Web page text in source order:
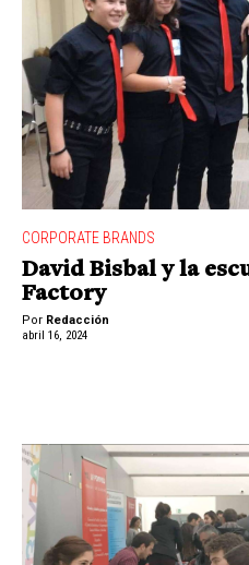
CORPORATE BRANDS
David Bisbal y la
Factory
Por Redacción
abril 16, 2024